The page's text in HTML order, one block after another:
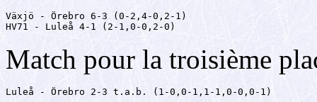
Växjö - Örebro 6-3 (0-2,4-0,2-1)
HV71 - Luleå 4-1 (2-1,0-0,2-0)
Match pour la troisième
Luleå - Örebro 2-3 t.a.b. (1-0,0-1,1-1,0-0,0-1)